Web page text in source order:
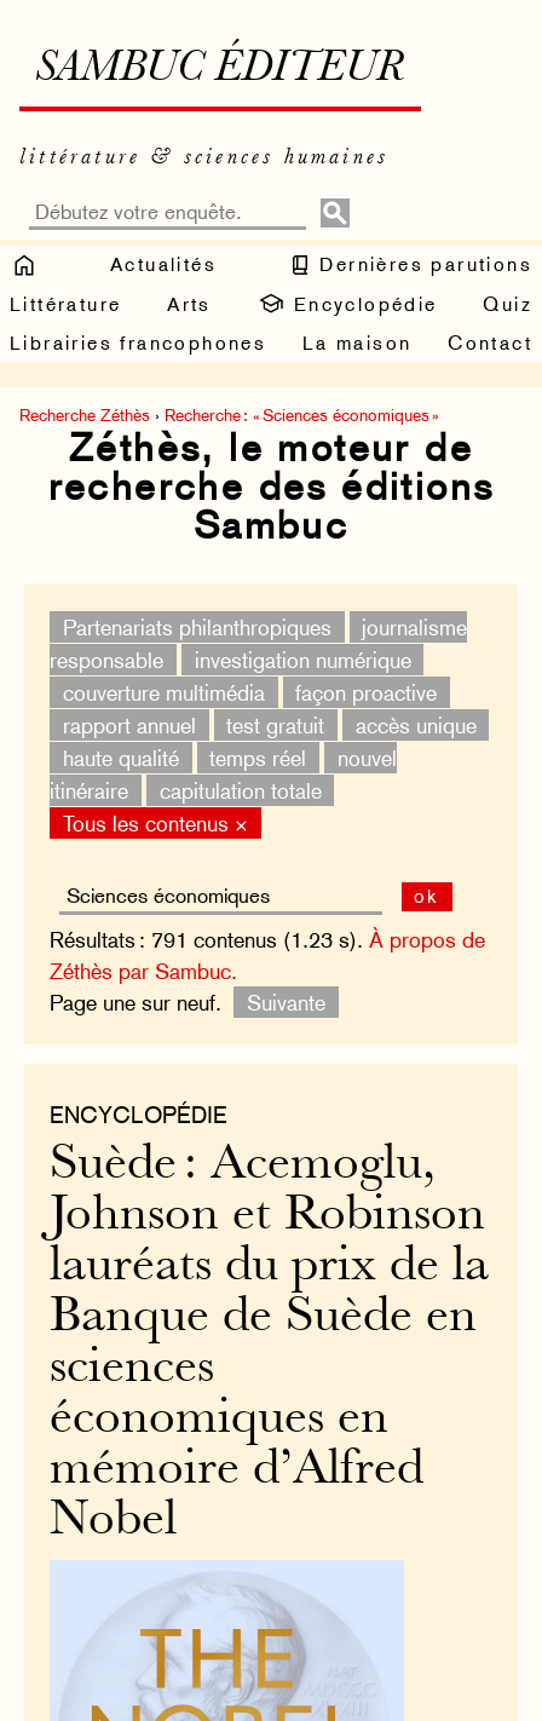
SAMBUC ÉDITEUR
littérature & sciences humaines
Actualités
Dernières parutions
Littérature
Arts Encyclopédie
Quiz
Librairies francophones
La maison Contact
Recherche Zéthès › Recherche : « Sciences économiques »
Zéthès, le moteur de
recherche des éditions
Sambuc
Partenariats philanthropiques
journalisme
responsable
investigation numérique
couverture multimédia
façon proactive
rapport annuel
test gratuit
accès unique
haute qualité
temps réel
nouvel
itinéraire
capitulation totale
Tous les contenus ×
ok
Résultats : 791 contenus (1.23 s).À propos de
Zéthès par Sambuc.
Page une sur neuf.
Suivante
ENCYCLOPÉDIE
Suède : Acemoglu,
Johnson et Robinson
lauréats du prix de la
Banque de Suède en
sciences
économiques en
mémoire d’Alfred
Nobel